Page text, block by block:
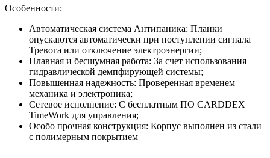
Особенности:
Автоматическая система Антипаника: Планки
опускаются автоматически при поступлении сигнала
Тревога или отключение электроэнергии;
Плавная и бесшумная работа: За счет использования
гидравлической демпфирующей системы;
Повышенная надежность: Проверенная временем
механика и электроника;
Сетевое исполнение: С бесплатным ПО CARDDEX
TimeWork для управления;
Особо прочная конструкция: Корпус выполнен из стали
с полимерным покрытием